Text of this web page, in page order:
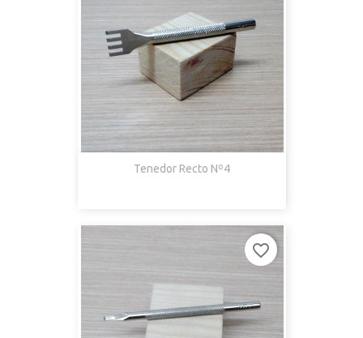
Tenedor Recto Nº4
favorite_border